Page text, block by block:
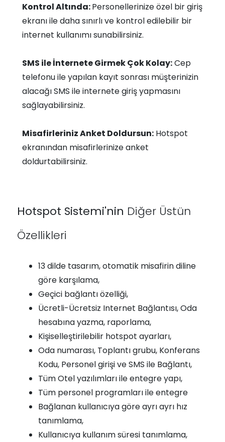
Kontrol Altında:Personellerinize özel bir giriş
ekranı ile daha sınırlı ve kontrol edilebilir bir
internet kullanımı sunabilirsiniz.
SMS ile İnternete Girmek Çok Kolay:Cep
telefonu ile yapılan kayıt sonrası müşterinizin
alacağı SMS ile internete giriş yapmasını
sağlayabilirsiniz.
Misafirleriniz Anket Doldursun: Hotspot
ekranından misafirlerinize anket
doldurtabilirsiniz.
Hotspot Sistemi'nin Diğer Üstün
Özellikleri
13 dilde tasarım, otomatik misafirin diline
göre karşılama,
Geçici bağlantı özelliği,
Ücretli-Ücretsiz Internet Bağlantısı, Oda
hesabına yazma, raporlama,
Kişiselleştirilebilir hotspot ayarları,
Oda numarası, Toplantı grubu, Konferans
Kodu, Personel girişi ve SMS ile Bağlantı,
Tüm Otel yazılımları ile entegre yapı,
Tüm personel programları ile entegre
Bağlanan kullanıcıya göre ayrı ayrı hız
tanımlama,
Kullanıcıya kullanım süresi tanımlama,